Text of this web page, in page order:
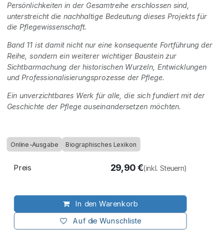
Persönlichkeiten in der Gesamtreihe erschlossen sind,
unterstreicht die nachhaltige Bedeutung dieses Projekts für
die Pflegewissenschaft.
Band 11 ist damit nicht nur eine konsequente Fortführung der
Reihe, sondern ein weiterer wichtiger Baustein zur
Sichtbarmachung der historischen Wurzeln, Entwicklungen
und Professionalisierungsprozesse der Pflege.
Ein unverzichtbares Werk für alle, die sich fundiert mit der
Geschichte der Pflege auseinandersetzen möchten.
Online-Ausgabe Biographisches Lexikon
In den Warenkorb
Auf die Wunschliste
Preis 29,90€(inkl. Steuern)